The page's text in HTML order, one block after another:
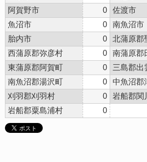
阿賀野市
0 佐渡市
魚沼市
0 南魚沼市
胎内市
0 北蒲原郡
西蒲原郡弥彦村
0 南蒲原郡
東蒲原郡阿賀町
0 三島郡出
南魚沼郡湯沢町
0 中魚沼郡
刈羽郡刈羽村
0 岩船郡関
岩船郡粟島浦村
0